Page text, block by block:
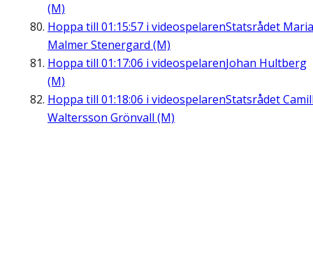
(M)
Hoppa till 01:15:57 i videospelarenStatsrådet Maria
Malmer Stenergard (M)
Hoppa till 01:17:06 i videospelarenJohan Hultberg
(M)
Hoppa till 01:18:06 i videospelarenStatsrådet
Waltersson Grönvall (M)